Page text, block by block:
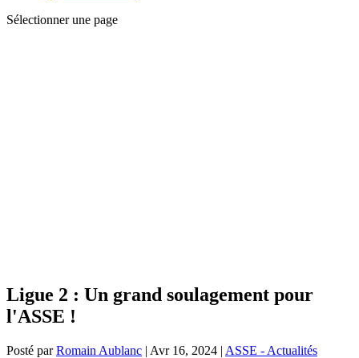
Sélectionner une page
Ligue 2 : Un grand soulagement pour
l'ASSE !
Posté parRomain Aublanc | Avr 16, 2024 | ASSE - Actualités